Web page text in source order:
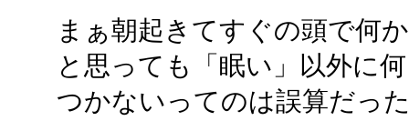
まぁ朝起きてすぐの頭で何
と思っても「眠い」以外に
つかないってのは誤算だっ